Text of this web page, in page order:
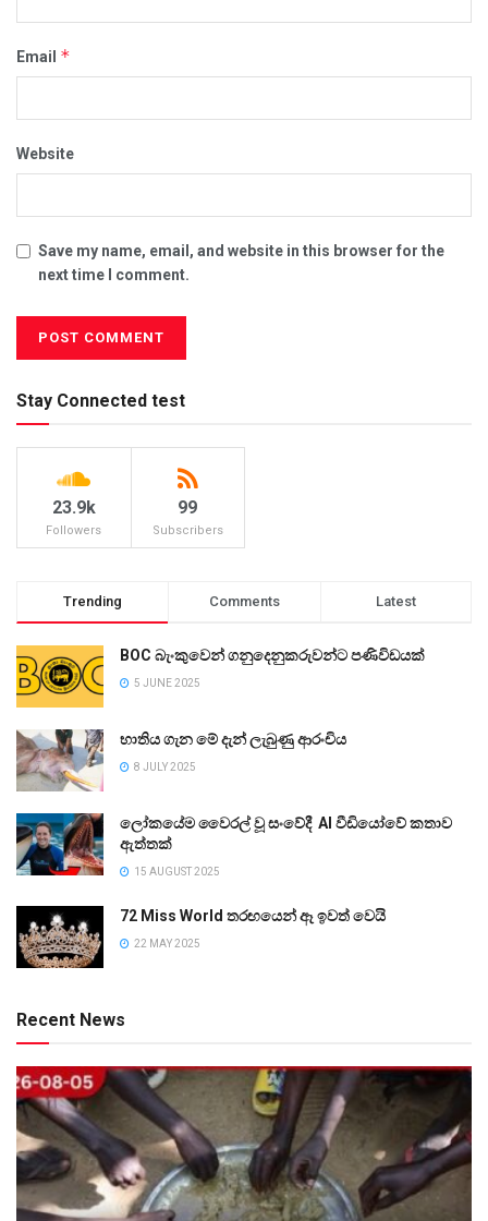
Email *
Website
Save my name, email, and website in this browser for the
next time I comment.
Stay Connected test
23.9k
Followers
99
Subscribers
Trending Comments Latest
BOC බැංකුවෙන් ගනුදෙනුකරුවන්ට පණිවිඩයක්
5 JUNE 2025
භාතිය ගැන මේ දැන් ලැබුණු ආරංචිය
8 JULY 2025
ලෝකයේම වෛරල් වූ සංවේදී AI වීඩියෝවේ කතාව
ඇත්තක්
15 AUGUST 2025
72 Miss World තරඟයෙන් ඈ ඉවත් වෙයි
22 MAY 2025
Recent News